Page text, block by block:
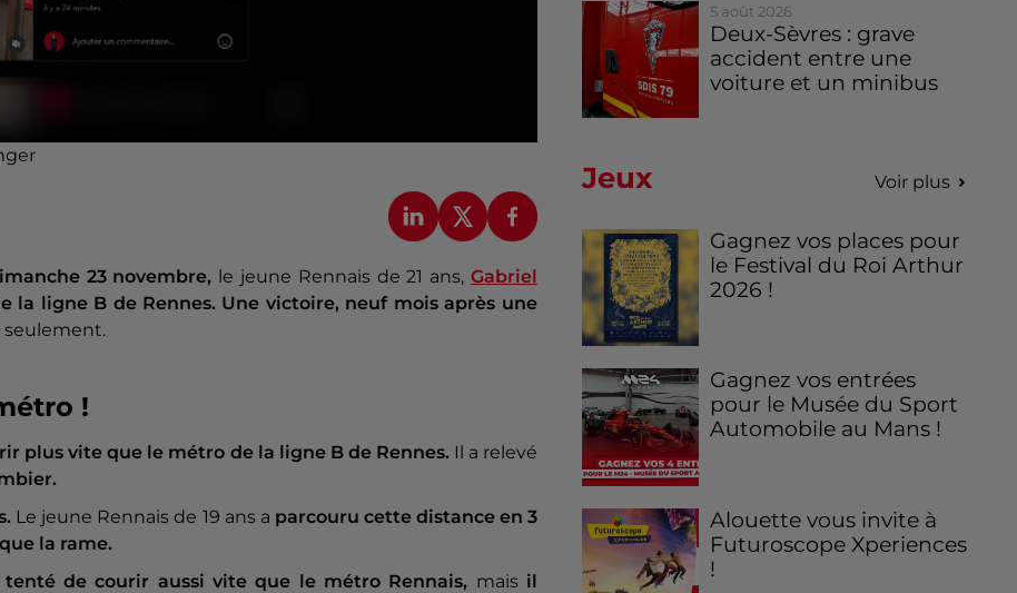
23 novembre, le jeune Rennais de 21 ans, Gabriel
la ligne B de Rennes. Une victoire, neuf mois après une
seulement.
!
plus vite que le métro de la ligne B de Rennes. Il a relevé
Le jeune Rennais de 19 ans a parcouru cette distance en 3
la rame.
tenté de courir aussi vite que le métro Rennais, maisil
5 août 2026
Deux-Sèvres : grave
accident entre une
voiture et un minibus
Jeux Voir plus
Gagnez vos places pour
le Festival du Roi Arthur
2026 !
Gagnez vos entrées
pour le Musée du Sport
Automobile au Mans !
Alouette vous invite à
Futuroscope Xperiences
!